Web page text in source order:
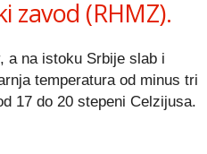
zavod (RHMZ).
a na istoku Srbije slab i
temperatura od minus tri
17 do 20 stepeni Celzijusa.